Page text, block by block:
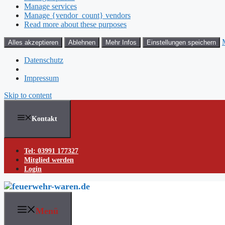
Manage services
Manage {vendor_count} vendors
Read more about these purposes
Alles akzeptieren Ablehnen Mehr Infos Einstellungen speichern
Datenschutz
Impressum
Skip to content
Kontakt
Tel: 03991 177327
Mitglied werden
Login
Menü